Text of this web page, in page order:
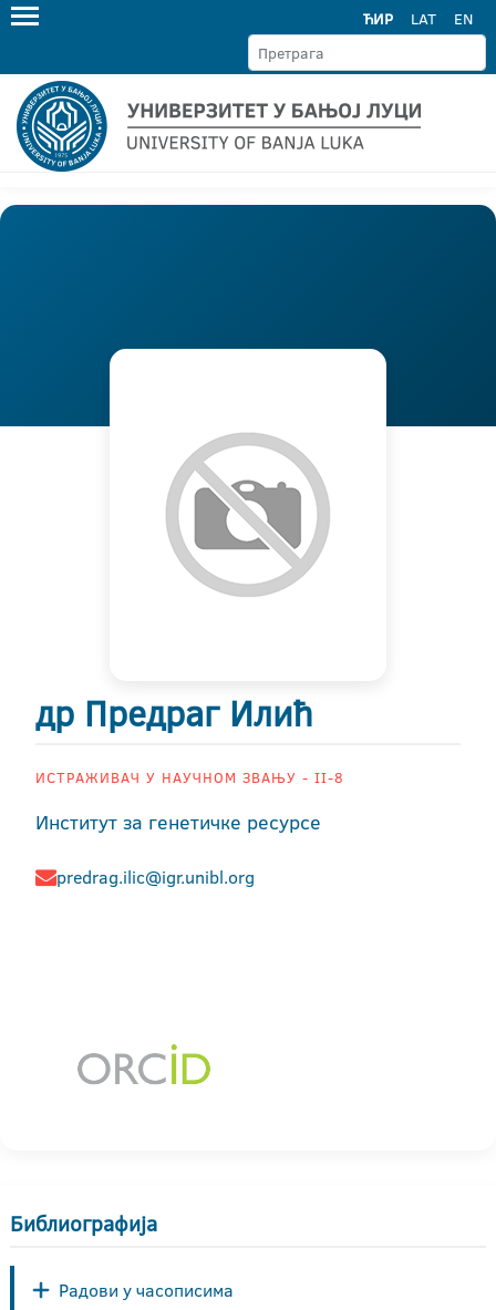
ЋИР LAT EN
др Предраг Илић
ИСТРАЖИВАЧ У НАУЧНОМ ЗВАЊУ - II-8
Институт за генетичке ресурсе
predrag.ilic@igr.unibl.org
Библиографија
Радови у часописима